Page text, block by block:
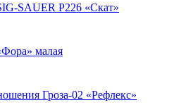
SAUER P226 «Скат»
малая
Гроза-02 «Рефлекс»